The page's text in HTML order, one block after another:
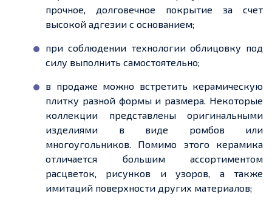
прочное, долговечное покрытие за счет
высокой адгезии с основанием;
при соблюдении технологии облицовку под
силу выполнить самостоятельно;
в продаже можно встретить керамическую
плитку разной формы и размера. Некоторые
коллекции представлены оригинальными
изделиями в виде ромбов или
многоугольников. Помимо этого керамика
отличается большим ассортиментом
расцветок, рисунков и узоров, а также
имитаций поверхности других материалов;